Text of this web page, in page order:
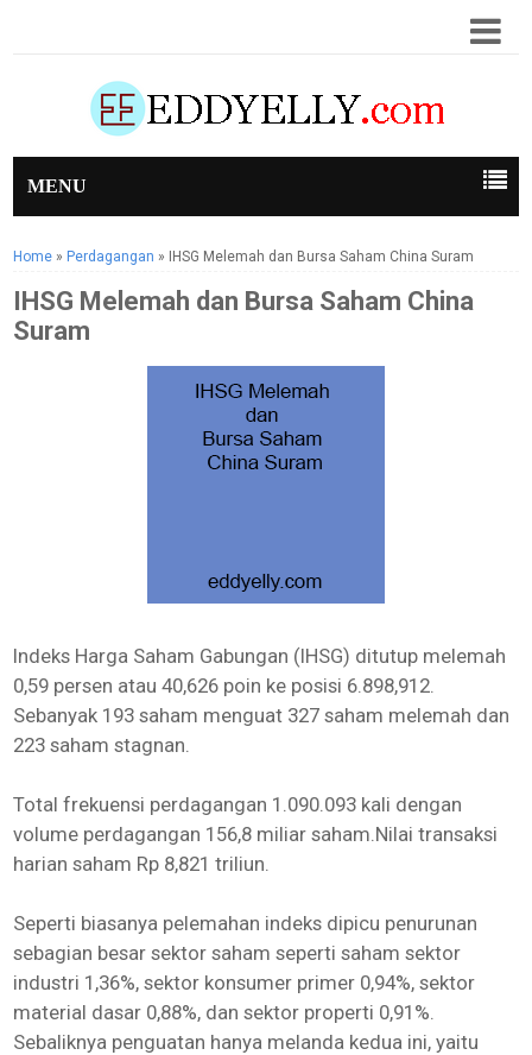
MENU
Home » Perdagangan » IHSG Melemah dan Bursa Saham China Suram
IHSG Melemah dan Bursa Saham China
Suram
Indeks Harga Saham Gabungan (IHSG) ditutup melemah
0,59 persen atau 40,626 poin ke posisi 6.898,912.
Sebanyak 193 saham menguat 327 saham melemah dan
223 saham stagnan.
Total frekuensi perdagangan 1.090.093 kali dengan
volume perdagangan 156,8 miliar saham.Nilai transaksi
harian saham Rp 8,821 triliun.
Seperti biasanya pelemahan indeks dipicu penurunan
sebagian besar sektor saham seperti saham sektor
industri 1,36%, sektor konsumer primer 0,94%, sektor
material dasar 0,88%, dan sektor properti 0,91%.
Sebaliknya penguatan hanya melanda kedua ini, yaitu